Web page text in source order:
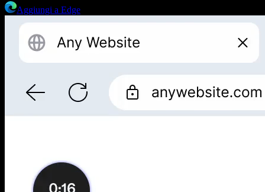
Aggiungi a Edge